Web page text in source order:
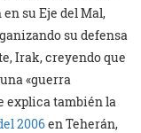
su Eje del Mal,
su defensa
Irak, creyendo que
«guerra
explica también la
2006en Teherán,